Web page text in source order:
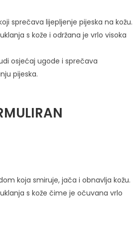
sprečava lijepljenje pijeska na kožu.
s kože i održana je vrlo visoka
osjećaj ugode i sprečava
pijeska.
koja smiruje, jača i obnavlja kožu.
s kože čime je očuvana vrlo